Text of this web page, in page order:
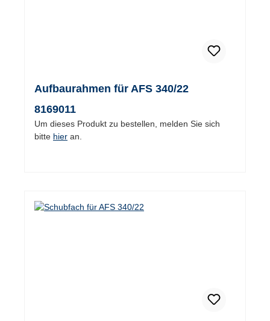
Aufbaurahmen für AFS 340/22
8169011
Um dieses Produkt zu bestellen, melden Sie sich
bitte hier an.